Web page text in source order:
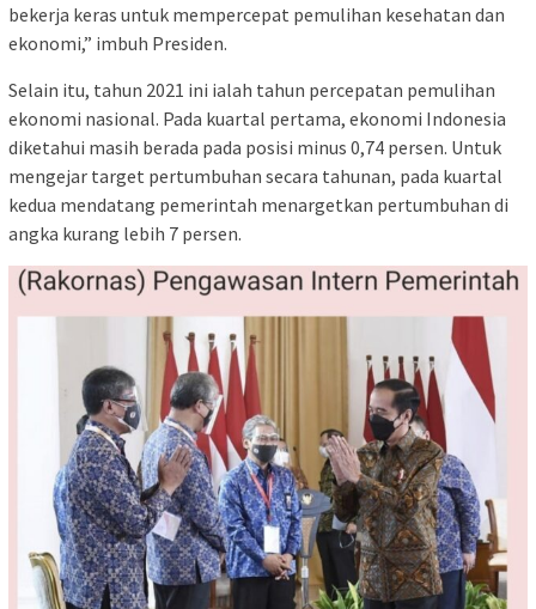
bekerja keras untuk mempercepat pemulihan kesehatan dan
ekonomi,” imbuh Presiden.
Selain itu, tahun 2021 ini ialah tahun percepatan pemulihan
ekonomi nasional. Pada kuartal pertama, ekonomi Indonesia
diketahui masih berada pada posisi minus 0,74 persen. Untuk
mengejar target pertumbuhan secara tahunan, pada kuartal
kedua mendatang pemerintah menargetkan pertumbuhan di
angka kurang lebih 7 persen.